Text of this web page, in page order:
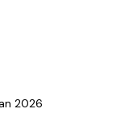
2026